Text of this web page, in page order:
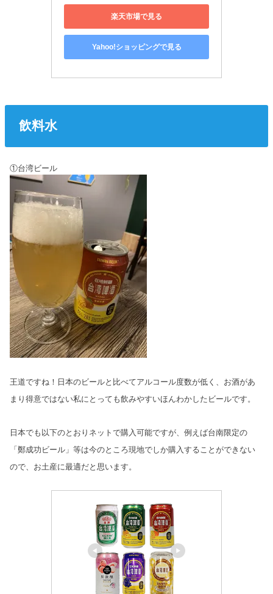
楽天市場で見る
Yahoo!ショッピングで見る
飲料水
①台湾ビール
王道ですね！日本のビールと比べてアルコール度数が低く、お酒があ
まり得意ではない私にとっても飲みやすいほんわかしたビールです。
日本でも以下のとおりネットで購入可能ですが、例えば台南限定の
「鄭成功ビール」等は今のところ現地でしか購入することができない
ので、お土産に最適だと思います。